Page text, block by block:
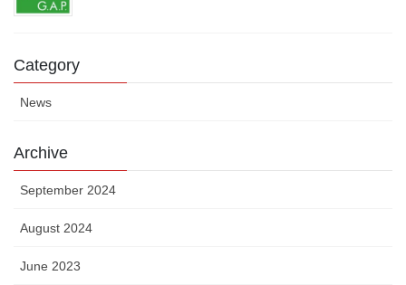
Category
News
Archive
September 2024
August 2024
June 2023